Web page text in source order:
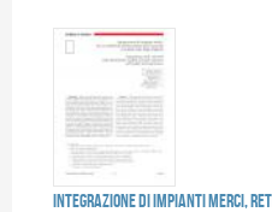
Integrazione di impianti merci,